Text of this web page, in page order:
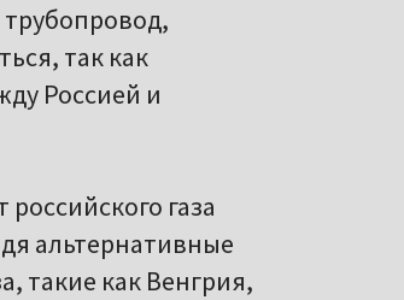
так как
Россией и
газа
альтернативные
такие как Венгрия,